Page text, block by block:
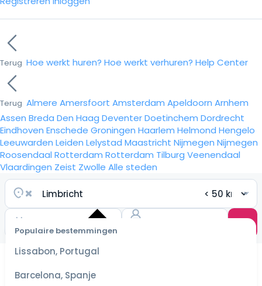
Terug Hoe werkt huren? Hoe werkt verhuren? Help Center
Terug Almere Amersfoort Amsterdam Apeldoorn Arnhem
Assen Breda Den Haag DeventerDoetinchem Dordrecht
Eindhoven Enschede Groningen Haarlem Helmond Hengelo
Leeuwarden Leiden Lelystad Maastricht Nijmegen Nijmegen
Roosendaal Rotterdam Rotterdam Tilburg Veenendaal
Vlaardingen Zeist Zwolle Alle steden
Populaire bestemmingen
Lissabon, Portugal
Barcelona, Spanje
Selecteer
datum
beste